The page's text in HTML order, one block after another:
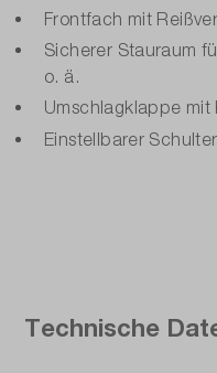
Frontfach mit
Sicherer Stauraum
o. ä.
Umschlagklappe
Einstellbarer
Technische